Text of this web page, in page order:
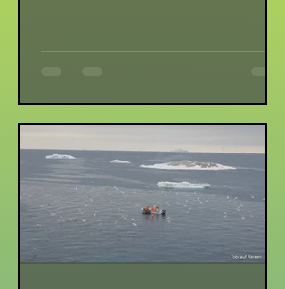
aussehen wird und es ist...